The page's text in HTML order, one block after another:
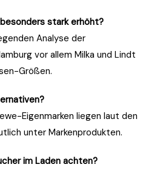
stark erhöht?
Analyse der
vor allem Milka und Lindt
Größen.
Eigenmarken liegen laut den
unter Markenprodukten.
im Laden achten?